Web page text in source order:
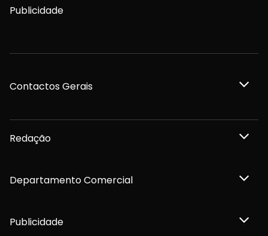
Publicidade
Contactos Gerais
Redação
Departamento Comercial
Publicidade